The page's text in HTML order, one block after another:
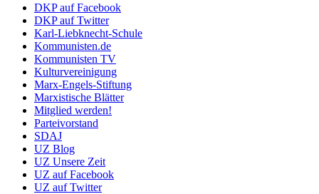
DKP auf Facebook
DKP auf Twitter
Karl-Liebknecht-Schule
Kommunisten.de
Kommunisten TV
Kulturvereinigung
Marx-Engels-Stiftung
Marxistische Blätter
Mitglied werden!
Parteivorstand
SDAJ
UZ Blog
UZ Unsere Zeit
UZ auf Facebook
UZ auf Twitter